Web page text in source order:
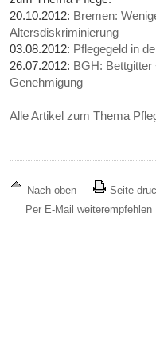
20.10.2012: Bremen:
Altersdiskriminierung
03.08.2012: Pflegegeld in
26.07.2012: BGH:
Genehmigung
Alle Artikel zum Thema
Nach oben
Seite
Per E-Mail weiterempfehlen